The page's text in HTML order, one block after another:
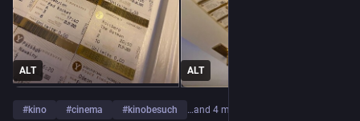
ALT ALT
#kino #cinema #kinobesuch …and 4 more